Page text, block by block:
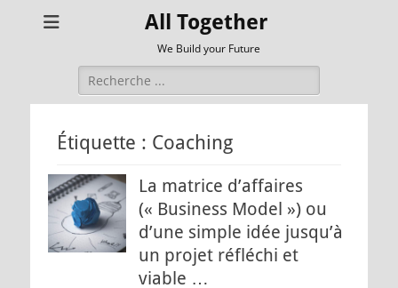
All Together
We Build your Future
Rechercher :
Étiquette : Coaching
La matrice d’affaires
(« Business Model »​) ou
d’une simple idée jusqu’à
un projet réfléchi et
viable …